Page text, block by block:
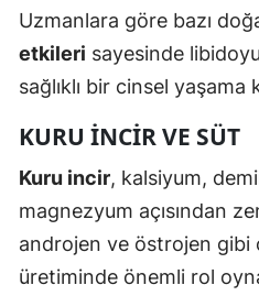
Uzmanlara göre bazı
etkileri sayesinde
sağlıklı bir cinsel yaşama
KURU İNCIR VE SÜT
Kuru incir, kalsiyum,
magnezyum açısından
androjen ve östrojen gibi
üretiminde önemli rol